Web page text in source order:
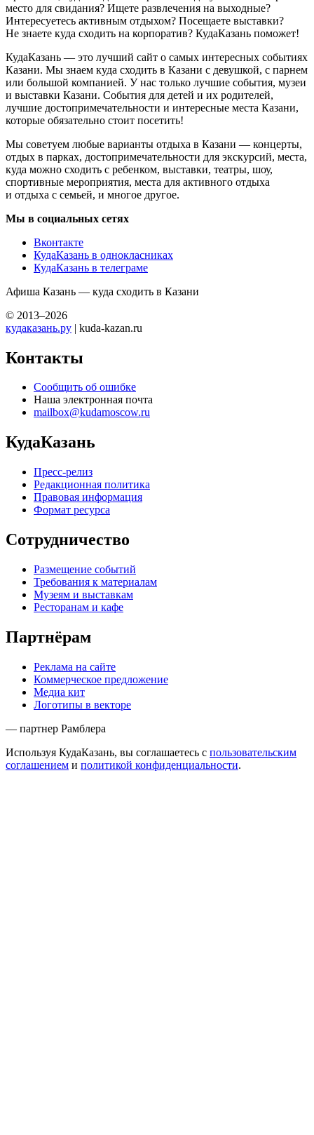
место для свидания? Ищете развлечения на выходные?
Интересуетесь активным отдыхом? Посещаете выставки?
Не знаете куда сходить на корпоратив? КудаКазань поможет!
КудаКазань — это лучший сайт о самых интересных событиях
Казани. Мы знаем куда сходить в Казани с девушкой, с парнем
или большой компанией. У нас только лучшие события, музеи
и выставки Казани. События для детей и их родителей,
лучшие достопримечательности и интересные места Казани,
которые обязательно стоит посетить!
Мы советуем любые варианты отдыха в Казани — концерты,
отдых в парках, достопримечательности для экскурсий, места,
куда можно сходить с ребенком, выставки, театры, шоу,
спортивные мероприятия, места для активного отдыха
и отдыха с семьей, и многое другое.
Мы в социальных сетях
Вконтакте
КудаКазань в однокласниках
КудаКазань в телеграме
Афиша Казань — куда сходить в Казани
© 2013–2026
кудаказань.ру | kuda-kazan.ru
Контакты
Сообщить об ошибке
Наша электронная почта
mailbox@kudamoscow.ru
КудаКазань
Пресс-релиз
Редакционная политика
Правовая информация
Формат ресурса
Сотрудничество
Размещение событий
Требования к материалам
Музеям и выставкам
Ресторанам и кафе
Партнёрам
Реклама на сайте
Коммерческое предложение
Медиа кит
Логотипы в векторе
— партнер Рамблера
Используя КудаКазань, вы соглашаетесь с пользовательским
соглашением и политикой конфиденциальности.